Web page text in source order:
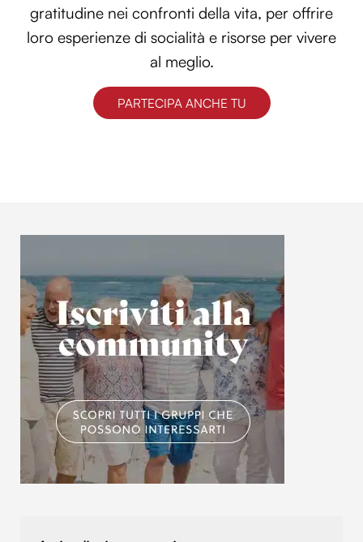
gratitudine nei confronti della vita, per offrire
loro esperienze di socialità e risorse per vivere
al meglio.
PARTECIPA ANCHE TU